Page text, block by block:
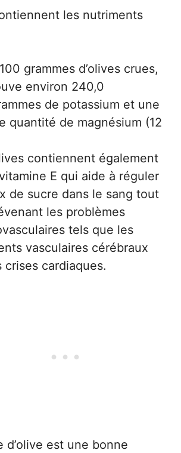
les nutriments
grammes d’olives crues,
environ 240,0
de potassium et une
quantité de magnésium (12
contiennent également
E qui aide à réguler
de sucre dans le sang tout
les problèmes
tels que les
vasculaires cérébraux
crises cardiaques.
d’olive est une bonne